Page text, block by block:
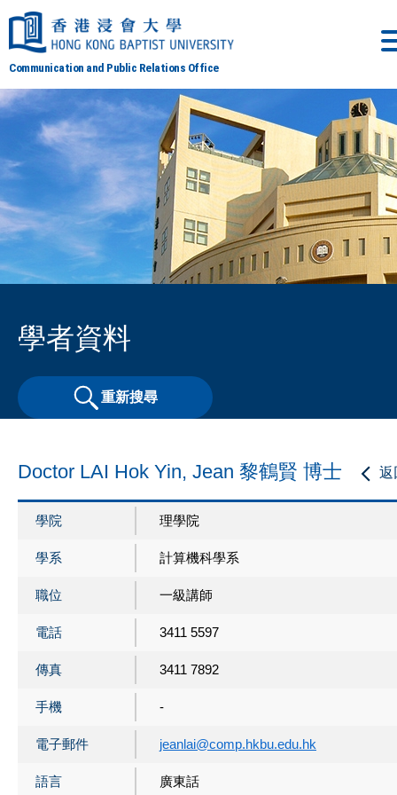
Communication and Public Relations Office
學者資料
重新搜尋
返
Doctor LAI Hok Yin, Jean 黎鶴賢 博士
學院 理學院
學系 計算機科學系
職位 一級講師
電話 3411 5597
傳真 3411 7892
手機 -
電子郵件 jeanlai@comp.hkbu.edu.hk
語言 廣東話